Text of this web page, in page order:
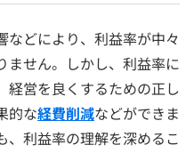
などにより、利益率が中々
ません。しかし、利益率に
経営を良くするための正し
的な経費削減などができま
、利益率の理解を深めるこ